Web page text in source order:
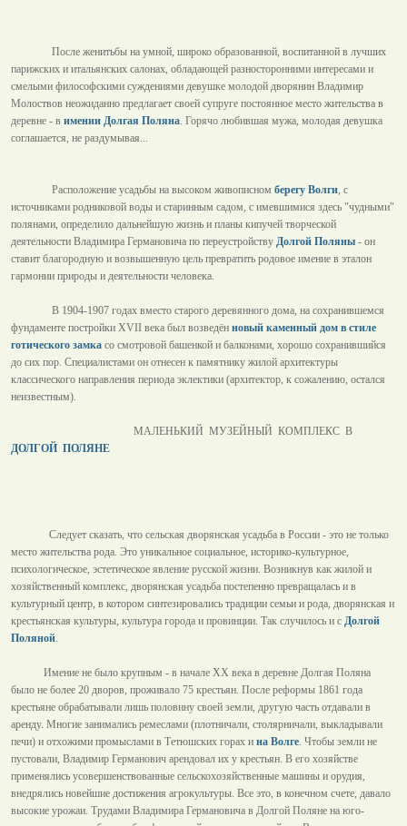
После женитьбы на умной, широко образованной, воспитанной в лучших
парижских и итальянских салонах, обладающей разносторонними интересами и
смелыми философскими суждениями девушке молодой дворянин Владимир
Молоствов неожиданно предлагает своей супруге постоянное место жительства в
деревне - в имении Долгая Поляна. Горячо любившая мужа, молодая девушка
соглашается, не раздумывая...
Расположение усадьбы на высоком живописном берегу Волги, с
источниками родниковой воды и старинным садом, с имевшимися здесь "чудными"
полянами, определило дальнейшую жизнь и планы кипучей творческой
деятельности Владимира Германовича по переустройству Долгой Поляны - он
ставит благородную и возвышенную цель превратить родовое имение в эталон
гармонии природы и деятельности человека.
В 1904-1907 годах вместо старого деревянного дома, на сохранившемся
фундаменте постройки XVII века был возведён новый каменный дом в стиле
готического замка со смотровой башенкой и балконами, хорошо сохранившийся
до сих пор. Специалистами он отнесен к памятнику жилой архитектуры
классического направления периода эклектики (архитектор, к сожалению, остался
неизвестным).
МАЛЕНЬКИЙ МУЗЕЙНЫЙ КОМПЛЕКС В
ДОЛГОЙ ПОЛЯНЕ
Следует сказать, что сельская дворянская усадьба в России - это не только
место жительства рода. Это уникальное социальное, историко-культурное,
психологическое, эстетическое явление русской жизни. Возникнув как жилой и
хозяйственный комплекс, дворянская усадьба постепенно превращалась и в
культурный центр, в котором синтезировались традиции семьи и рода, дворянская и
крестьянская культуры, культура города и провинции. Так случилось и с Долгой
Поляной.
Имение не было крупным - в начале XX века в деревне Долгая Поляна
было не более 20 дворов, проживало 75 крестьян. После реформы 1861 года
крестьяне обрабатывали лишь половину своей земли, другую часть отдавали в
аренду. Многие занимались ремеслами (плотничали, столярничали, выкладывали
печи) и отхожими промыслами в Тетюшских горах и на Волге. Чтобы земли не
пустовали, Владимир Германович арендовал их у крестьян. В его хозяйстве
применялись усовершенствованные сельскохозяйственные машины и орудия,
внедрялись новейшие достижения агрокультуры. Все это, в конечном счете, давало
высокие урожаи. Трудами Владимира Германовича в Долгой Поляне на юго-